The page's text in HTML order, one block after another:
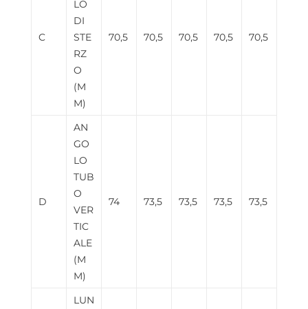
C
LO
DI
STE
RZ
O
(M
M)
70,5 70,5 70,5 70,5 70,5
D
AN
GO
LO
TUB
O
VER
TIC
ALE
(M
M)
74 73,5 73,5 73,5 73,5
LUN